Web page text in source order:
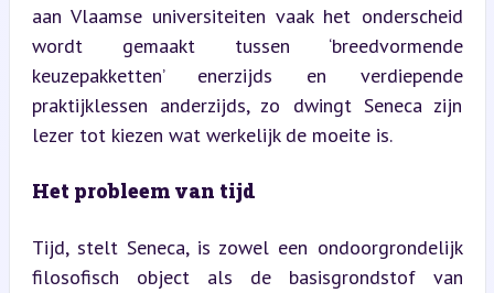
aan Vlaamse universiteiten vaak het onderscheid
wordt gemaakt tussen ‘breedvormende
keuzepakketten’ enerzijds en verdiepende
praktijklessen anderzijds, zo dwingt Seneca zijn
lezer tot kiezen wat werkelijk de moeite is.
Het probleem van tijd
Tijd, stelt Seneca, is zowel een ondoorgrondelijk
filosofisch object als de basisgrondstof van